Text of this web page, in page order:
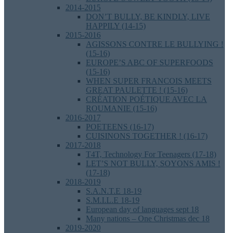
2014-2015
DON’T BULLY, BE KINDLY, LIVE
HAPPILY (14-15)
2015-2016
AGISSONS CONTRE LE BULLYING !
(15-16)
EUROPE’S ABC OF SUPERFOODS
(15-16)
WHEN SUPER FRANCOIS MEETS
GREAT PAULETTE ! (15-16)
CRÉATION POÉTIQUE AVEC LA
ROUMANIE (15-16)
2016-2017
POETEENS (16-17)
CUISINONS TOGETHER ! (16-17)
2017-2018
T4T, Technology For Teenagers (17-18)
LET’S NOT BULLY, SOYONS AMIS !
(17-18)
2018-2019
S.A.N.T.E 18-19
S.M.I.L.E 18-19
European day of languages sept 18
Many nations – One Christmas dec 18
2019-2020